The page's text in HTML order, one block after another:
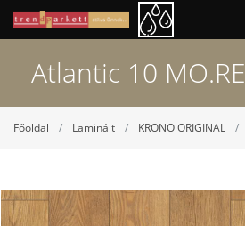
Atlantic 10 MO.RE
Főoldal Laminált KRONO ORIGINAL